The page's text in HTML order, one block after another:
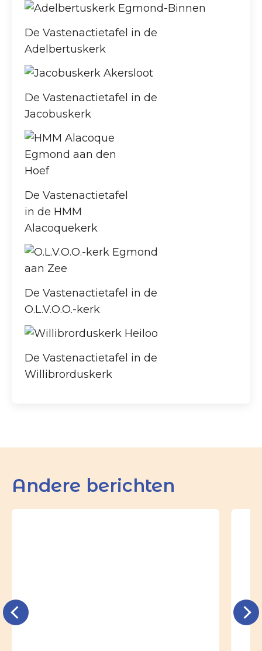
De Vastenactietafel in de
Adelbertuskerk
De Vastenactietafel in de
Jacobuskerk
De Vastenactietafel
in de HMM
Alacoquekerk
De Vastenactietafel in de
O.L.V.O.O.-kerk
De Vastenactietafel in de
Willibrorduskerk
Andere berichten